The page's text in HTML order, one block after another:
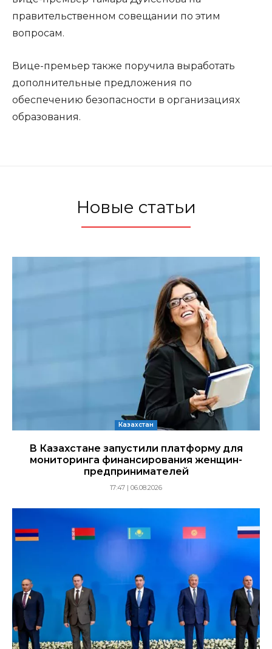
правительственном совещании по этим
вопросам.
Вице-премьер также поручила выработать
дополнительные предложения по
обеспечению безопасности в организациях
образования.
Новые статьи
Казахстан
В Казахстане запустили платформу для
мониторинга финансирования женщин-
предпринимателей
17:47 | 06.08.2026